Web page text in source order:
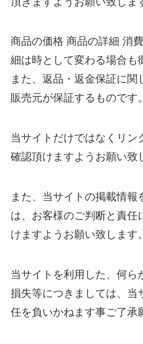
商品の価格 商品の詳細 消
細は時として変わる場合も
また、返品・返金保証に関
販売元が保証するものです。
当サイトだけではなくリン
確認頂けますようお願い致
また、当サイトの掲載情報
は、お客様のご判断と責任
けますようお願い致します。
当サイトを利用した、何ら
損失等につきましては、当
任を負いかねます事ご了承